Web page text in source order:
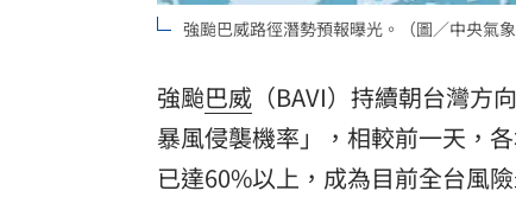
強颱巴威路徑潛勢預報曝光。（圖／中央氣象
強颱巴威 （BAVI）持續朝台灣方
暴風侵襲機率」，相較前一天，
已達60%以上，成為目前全台風